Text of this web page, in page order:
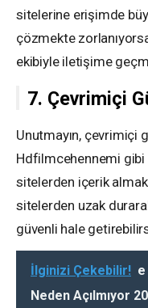
sitelerine erişimde
çözmekte
ekibiyle iletişime
7. Çevrimiçi
Unutmayın, çevrimiçi
Hdfilmcehennemi
sitelerden içerik
sitelerden uzak
güvenli hale
İlginizi Çekebilir!
Neden Açılmıyor